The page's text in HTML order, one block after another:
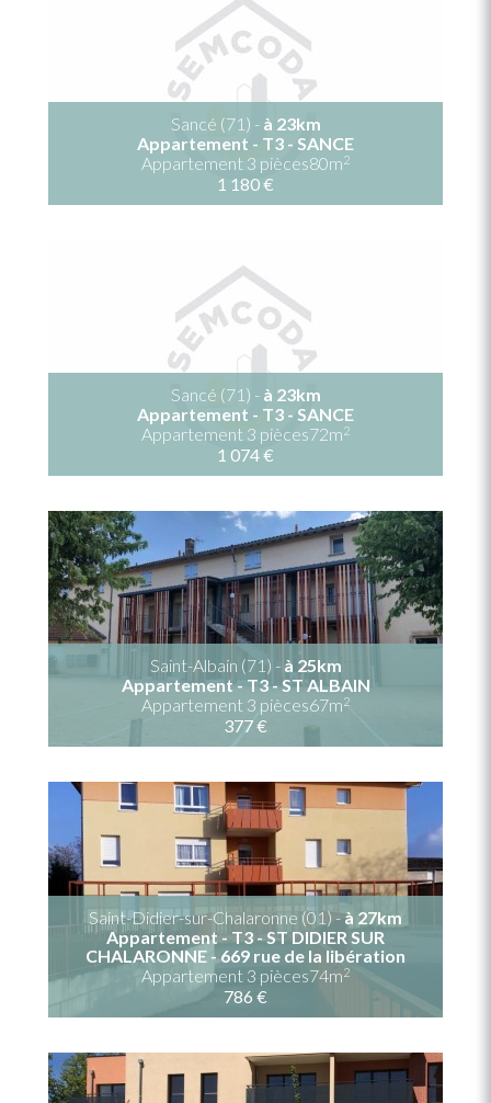
Sancé (71) - à 23km
Appartement - T3 - SANCE
Appartement 3 pièces80m2
1 180 €
Sancé (71) - à 23km
Appartement - T3 - SANCE
Appartement 3 pièces72m2
1 074 €
Saint-Albain (71) - à 25km
Appartement - T3 - ST ALBAIN
Appartement 3 pièces67m2
377 €
Saint-Didier-sur-Chalaronne (01) -à 27km
Appartement - T3 - ST DIDIER SUR
CHALARONNE - 669 rue de la libération
Appartement 3 pièces74m2
786 €